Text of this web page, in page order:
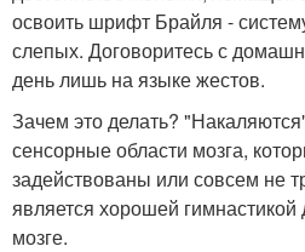
освоить шрифт Брайля -
слепых. Договоритесь с
день лишь на языке жестов.
Зачем это делать?
сенсорные области мозга,
задействованы или совсем не
является хорошей
мозге.